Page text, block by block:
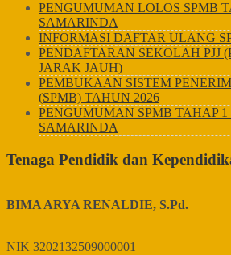
PENGUMUMAN LOLOS SPMB
SAMARINDA
INFORMASI DAFTAR ULANG
PENDAFTARAN SEKOLAH PJJ
JARAK JAUH)
PEMBUKAAN SISTEM
(SPMB) TAHUN 2026
PENGUMUMAN SPMB TAHAP 1
SAMARINDA
Tenaga Pendidik dan
BIMA ARYA RENALDIE, S.Pd.
NIK 3202132509000001